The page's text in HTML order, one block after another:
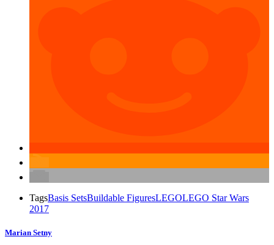
TagsBasis SetsBuildable FiguresLEGOLEGO Star Wars
2017
Marian Setny